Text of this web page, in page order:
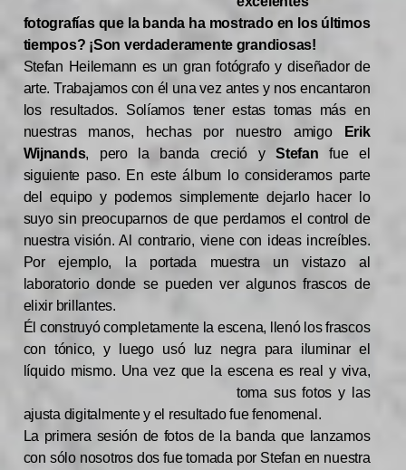
fotografías que la banda ha mostrado en los últimos
tiempos? ¡Son verdaderamente grandiosas!
Stefan Heilemann es un gran fotógrafo y diseñador de
arte. Trabajamos con él una vez antes y nos encantaron
los resultados. Solíamos tener estas tomas más en
nuestras manos, hechas por nuestro amigo
Erik
Wijnands, pero la banda creció yStefan fue el
siguiente paso. En este álbum lo consideramos parte
del equipo y podemos simplemente dejarlo hacer lo
suyo sin preocuparnos de que perdamos el control de
nuestra visión. Al contrario, viene con ideas increíbles.
Por ejemplo, la portada muestra un vistazo al
laboratorio donde se pueden ver algunos frascos de
elixir brillantes.
Él construyó completamente la escena, llenó los frascos
con tónico, y luego usó luz negra para iluminar el
líquido mismo. Una vez que la escena es real y viva,
toma sus fotos y las
ajusta digitalmente y el resultado fue fenomenal.
La primera sesión de fotos de la banda que lanzamos
con sólo nosotros dos fue tomada por Stefan en nuestra